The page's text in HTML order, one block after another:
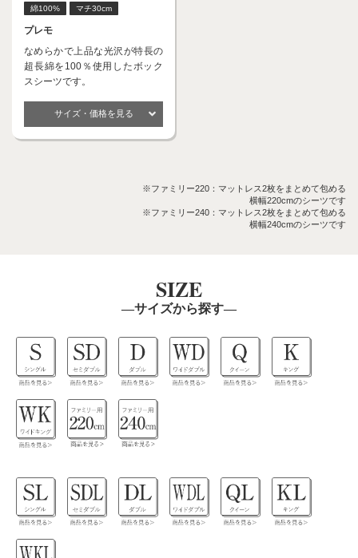
綿100% マチ30cm
プレモ
なめらかで上品な光沢が特長の
超長綿を100％使用したボック
スシーツです。
サイズ・価格を見る
※ファミリー220：マットレス2枚をまとめて包める
横幅220cmのシーツです
※ファミリー240：マットレス2枚をまとめて包める
横幅240cmのシーツです
SIZE
―サイズから探す―